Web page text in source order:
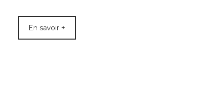
En savoir +